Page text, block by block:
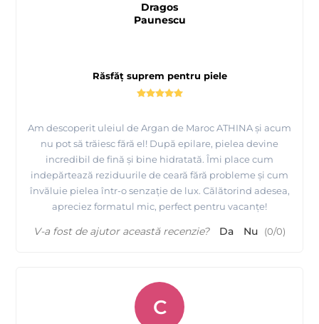
Răsfăț suprem pentru piele
Am descoperit uleiul de Argan de Maroc ATHINA și acum
nu pot să trăiesc fără el! După epilare, pielea devine
incredibil de fină și bine hidratată. Îmi place cum
indepărtează reziduurile de ceară fără probleme și cum
învăluie pielea într-o senzație de lux. Călătorind adesea,
apreciez formatul mic, perfect pentru vacanțe!
Dragos
Paunescu
V-a fost de ajutor această recenzie? Da Nu (0/0)
C